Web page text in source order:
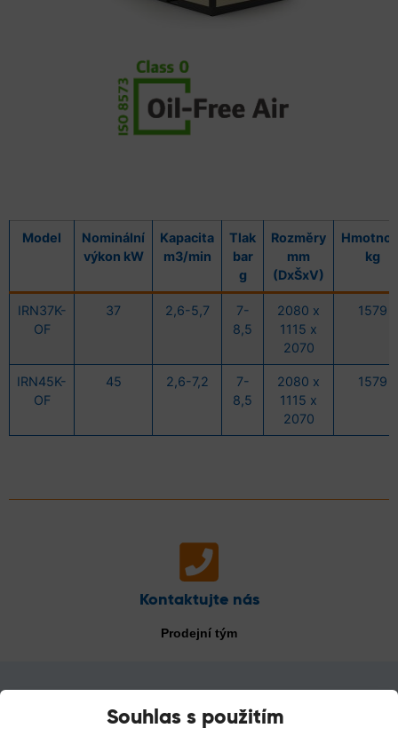
Souhlas s použitím
Model
Nominální
výkon kW
Kapacita
m3/min
Tlak
bar
g
Rozměry
mm
(DxŠxV)
kg
IRN37K-
OF
37 2,6-5,7
7-
8,5
2080 x
1115 x
2070
1579
IRN45K-
OF
45 2,6-7,2
7-
8,5
2080 x
1115 x
2070
1579
Kontaktujte nás
Prodejní tým